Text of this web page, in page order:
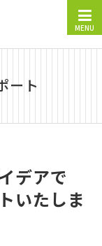
MENU
ート
デアで
いたしま